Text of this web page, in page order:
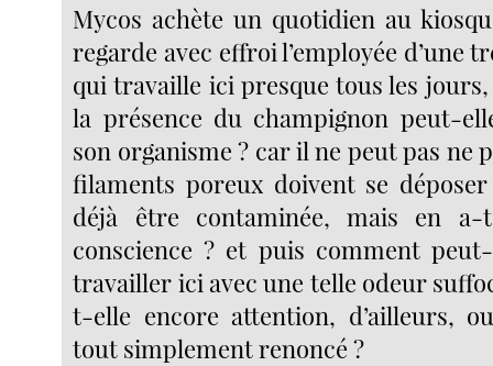
Mycos achète un quotidien au
regarde avec effroi l’employée d’une
qui travaille ici presque tous les
la présence du champignon peut-
son organisme ? car il ne peut pas ne
filaments poreux doivent se
déjà être contaminée, mais en a-
conscience ? et puis comment
travailler ici avec une telle odeur
t-elle encore attention, d’ailleurs,
tout simplement renoncé ?